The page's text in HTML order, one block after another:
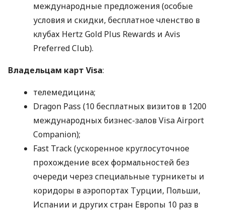
международные предложения (особые
условия и скидки, бесплатное членство в
клубах Hertz Gold Plus Rewards и Avis
Preferred Club).
Владельцам карт Visa:
телемедицина;
Dragon Pass (10 бесплатных визитов в 1200
международных бизнес-залов Visa Airport
Companion);
Fast Track (ускоренное круглосуточное
прохождение всех формальностей без
очереди через специальные турникеты и
коридоры в аэропортах Турции, Польши,
Испании и других стран Европы 10 раз в